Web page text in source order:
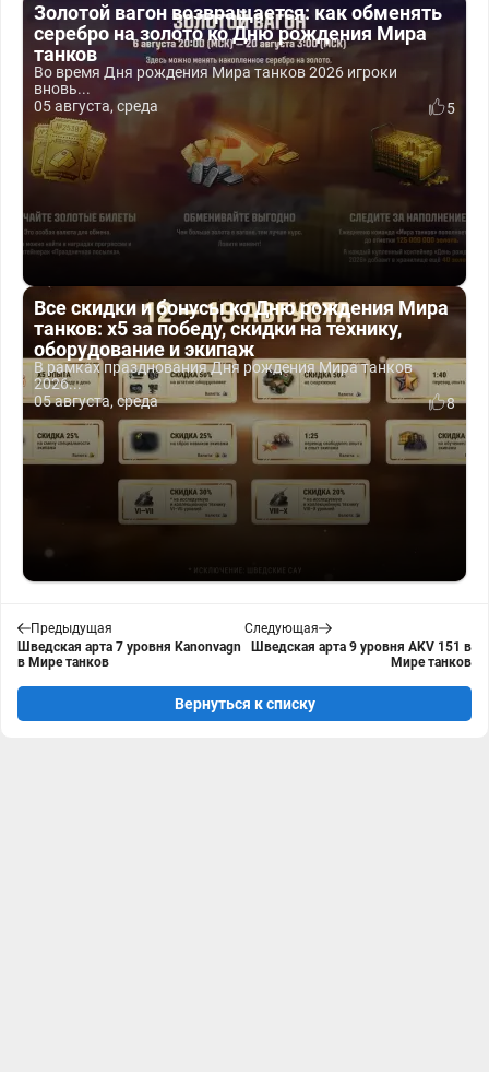
Золотой вагон возвращается: как обменять
серебро на золото ко Дню рождения Мира
танков
Во время Дня рождения Мира танков 2026 игроки
вновь...
05 августа, среда
5
Все скидки и бонусы ко Дню рождения Мира
танков: x5 за победу, скидки на технику,
оборудование и экипаж
В рамках празднования Дня рождения Мира танков
2026...
05 августа, среда
8
Предыдущая
Шведская арта 7 уровня Kanonvagn
в Мире танков
Следующая
Шведская арта 9 уровня AKV 151 в
Мире танков
Вернуться к списку